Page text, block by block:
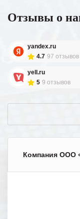
Отзывы о
yandex.ru
4.7 97 отзывов
yell.ru
5 9 отзывов
Компания ООО